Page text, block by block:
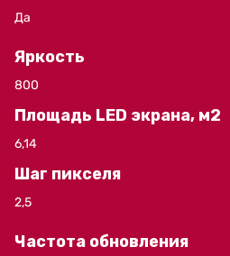
Да
Яркость
800
Площадь LED экрана, м2
6,14
Шаг пикселя
2,5
Частота обновления